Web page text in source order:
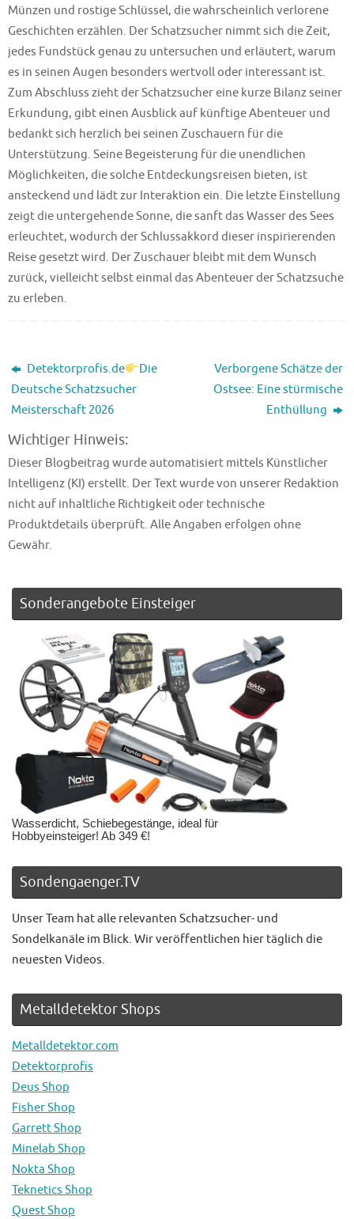
Münzen und rostige Schlüssel, die wahrscheinlich verlorene
Geschichten erzählen. Der Schatzsucher nimmt sich die Zeit,
jedes Fundstück genau zu untersuchen und erläutert, warum
es in seinen Augen besonders wertvoll oder interessant ist.
Zum Abschluss zieht der Schatzsucher eine kurze Bilanz seiner
Erkundung, gibt einen Ausblick auf künftige Abenteuer und
bedankt sich herzlich bei seinen Zuschauern für die
Unterstützung. Seine Begeisterung für die unendlichen
Möglichkeiten, die solche Entdeckungsreisen bieten, ist
ansteckend und lädt zur Interaktion ein. Die letzte Einstellung
zeigt die untergehende Sonne, die sanft das Wasser des Sees
erleuchtet, wodurch der Schlussakkord dieser inspirierenden
Reise gesetzt wird. Der Zuschauer bleibt mit dem Wunsch
zurück, vielleicht selbst einmal das Abenteuer der Schatzsuche
zu erleben.
Detektorprofis.de
Die
Deutsche Schatzsucher
Meisterschaft 2026
Verborgene Schätze der
Ostsee: Eine stürmische
Enthüllung
Wichtiger Hinweis:
Dieser Blogbeitrag wurde automatisiert mittels Künstlicher
Intelligenz (KI) erstellt. Der Text wurde von unserer Redaktion
nicht auf inhaltliche Richtigkeit oder technische
Produktdetails überprüft. Alle Angaben erfolgen ohne
Gewähr.
Sonderangebote Einsteiger
Wasserdicht, Schiebegestänge, ideal für
Hobbyeinsteiger! Ab 349 €!
Sondengaenger.TV
Unser Team hat alle relevanten Schatzsucher- und
Sondelkanäle im Blick. Wir veröffentlichen hier täglich die
neuesten Videos.
Metalldetektor Shops
Metalldetektor.com
Detektorprofis
Deus Shop
Fisher Shop
Garrett Shop
Minelab Shop
Nokta Shop
Teknetics Shop
Quest Shop